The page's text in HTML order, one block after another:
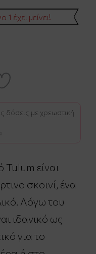
1 έχει μείνει!
δόσεις με χρεωστική
Tulum είναι
σκοινί, ένα
Λόγω του
ιδανικό ως
για το